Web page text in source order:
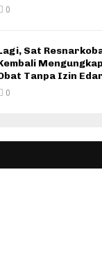
0
Sat
Tanpa Izin
0